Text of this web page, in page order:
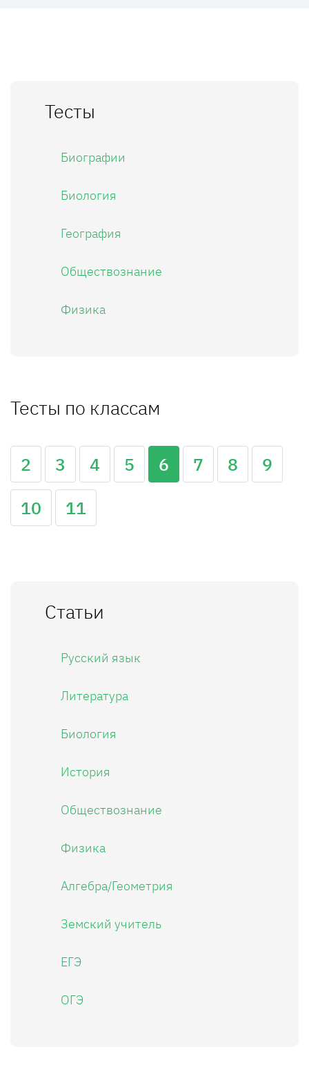
Тесты
Биографии
Биология
География
Обществознание
Физика
Тесты по классам
2 3 4 5 6 7 8
9
10
11
Статьи
Русский язык
Литература
Биология
История
Обществознание
Физика
Алгебра/Геометрия
Земский учитель
ЕГЭ
ОГЭ